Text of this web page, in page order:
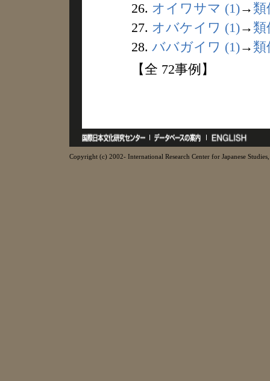
26. オイワサマ (1)→ 類
27. オバケイワ (1)→ 類
28. ババガイワ (1)→ 類
【全 72事例】
Copyright (c) 2002- International Research Center for Japanese